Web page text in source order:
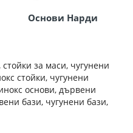
Основи Нарди
за маси, чугунени
стойки, чугунени
основи, дървени
бази, чугунени бази,